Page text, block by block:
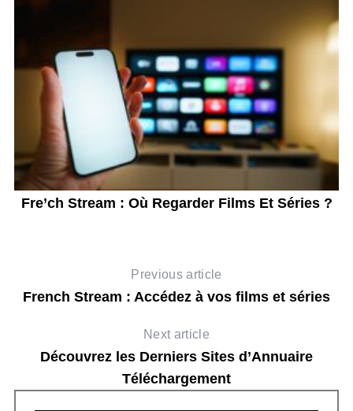
Fre’ch Stream : Où Regarder Films Et Séries ?
Previous article
French Stream : Accédez à vos films et séries
Next article
Découvrez les Derniers Sites d’Annuaire
Téléchargement